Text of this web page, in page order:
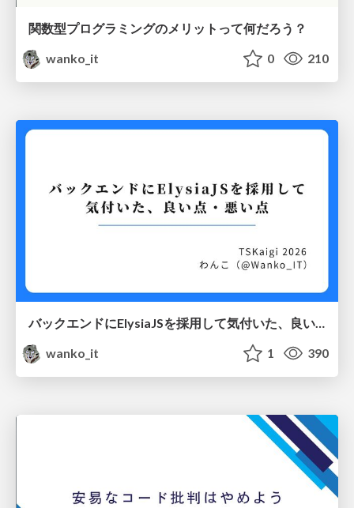
関数型プログラミングのメリットって何だろう？
wanko_it
0 210
wanko_it
1 390